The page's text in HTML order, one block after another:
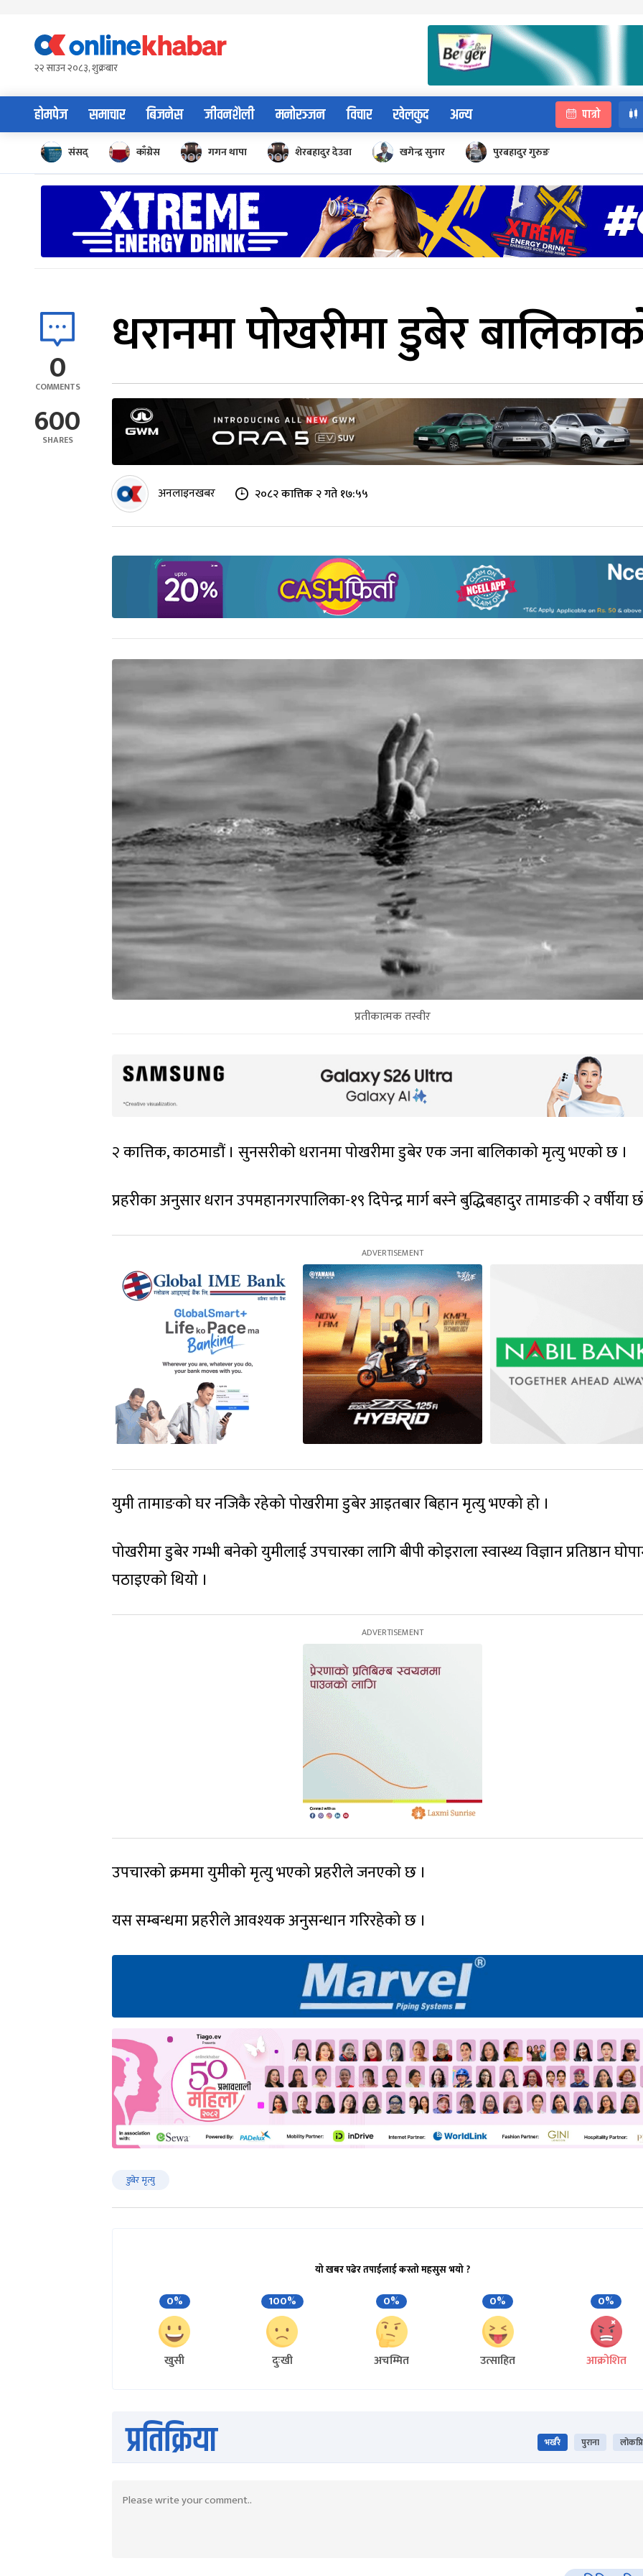
content२२ साउन २०८३, शुक्रबार
होमपेज समाचार बिजनेस जीवनशैली मनोरञ्जन विचार खेलकुद अन्य पात्रो
संसद् काँग्रेस गगन थापा शेरबहादुर देउवा खगेन्द्र सुनार पुरबहादुर गुरुङ
0
COMMENTS
600
SHARES
धरानमा पोखरीमा डुबेर
अनलाइनखबर २०८२ कात्तिक २ गते १७:५५
प्रतीकात्मक तस्वीर
२ कात्तिक, काठमाडौं । सुनसरीको धरानमा पोखरीमा डुबेर एक जना बालिकाको मृत्यु भएको छ ।
प्रहरीका अनुसार धरान उपमहानगरपालिका-१९ दिपेन्द्र मार्ग बस्ने बुद्धिबहादुर तामाङकी २ वर्षीया
युमी तामाङको घर नजिकै रहेको पोखरीमा डुबेर आइतबार बिहान मृत्यु भएको हो ।
पोखरीमा डुबेर गम्भी बनेको युमीलाई उपचारका लागि बीपी कोइराला स्वास्थ्य विज्ञान प्रतिष्ठान
पठाइएको थियो ।
उपचारको क्रममा युमीको मृत्यु भएको प्रहरीले जनएको छ ।
यस सम्बन्धमा प्रहरीले आवश्यक अनुसन्धान गरिरहेको छ ।
डुबेर मृत्यु
यो खबर पढेर तपाईलाई कस्तो महसुस भयो ?
0%
खुसी
100%
दुःखी
0%
अचम्मित
0%
उत्साहित
0%
आक्रोशित
प्रतिक्रिया भर्खरै पुराना